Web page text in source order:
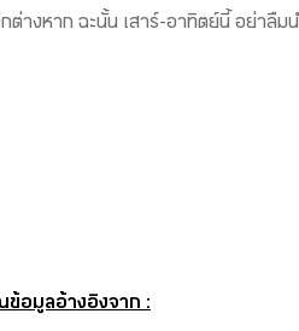
กต่างหาก ฉะนั้น เสาร์-อาทิตย์นี้ อย่าลื
อมูลอ้างอิงจาก :